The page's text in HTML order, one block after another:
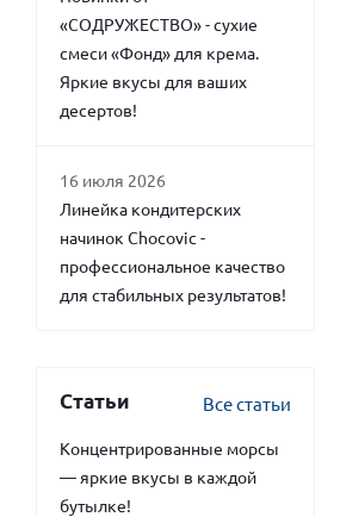
«СОДРУЖЕСТВО» - сухие
смеси «Фонд» для крема.
Яркие вкусы для ваших
десертов!
16 июля 2026
Линейка кондитерских
начинок Chocovic -
профессиональное качество
для стабильных результатов!
Статьи Все статьи
Концентрированные морсы
— яркие вкусы в каждой
бутылке!